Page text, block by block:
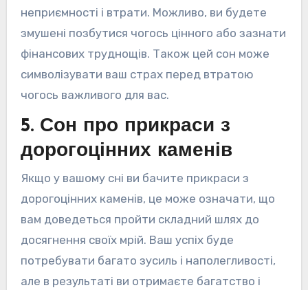
неприємності і втрати. Можливо, ви будете
змушені позбутися чогось цінного або зазнати
фінансових труднощів. Також цей сон може
символізувати ваш страх перед втратою
чогось важливого для вас.
5. Сон про прикраси з
дорогоцінних каменів
Якщо у вашому сні ви бачите прикраси з
дорогоцінних каменів, це може означати, що
вам доведеться пройти складний шлях до
досягнення своїх мрій. Ваш успіх буде
потребувати багато зусиль і наполегливості,
але в результаті ви отримаєте багатство і